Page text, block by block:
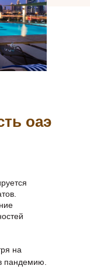
оаэ
на
пандемию.